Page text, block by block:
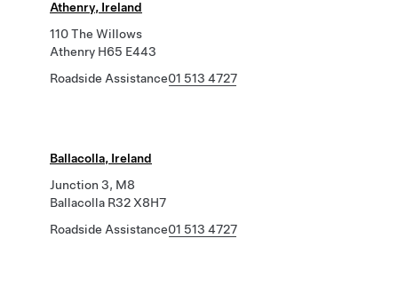
Athenry, Ireland
110 The Willows
Athenry H65 E443
Roadside Assistance01 513 4727
Ballacolla, Ireland
Junction 3, M8
Ballacolla R32 X8H7
Roadside Assistance01 513 4727